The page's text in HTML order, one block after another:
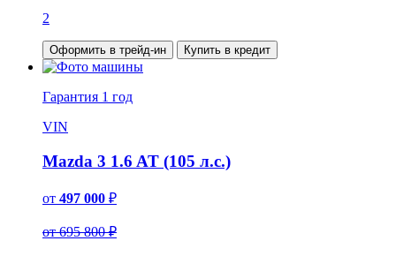
2
Оформить в трейд-ин Купить в кредит
Гарантия 1 год
VIN
Mazda 3 1.6 AT (105 л.с.)
от 497 000 ₽
от 695 800 ₽